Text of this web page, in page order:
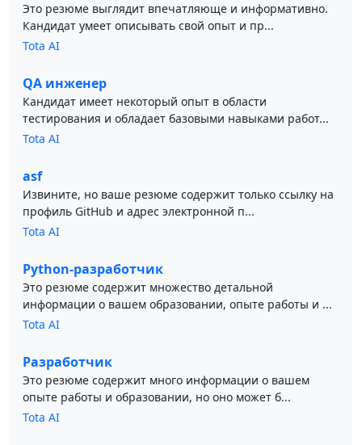
Это резюме выглядит впечатляюще и информативно.
Кандидат умеет описывать свой опыт и пр...
Tota AI
QA инженер
Кандидат имеет некоторый опыт в области
тестирования и обладает базовыми навыками работ...
Tota AI
asf
Извините, но ваше резюме содержит только ссылку на
профиль GitHub и адрес электронной п...
Tota AI
Python-разработчик
Это резюме содержит множество детальной
информации о вашем образовании, опыте работы и ...
Tota AI
Разработчик
Это резюме содержит много информации о вашем
опыте работы и образовании, но оно может б...
Tota AI